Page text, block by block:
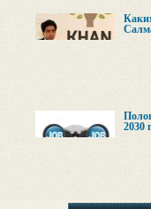
2030